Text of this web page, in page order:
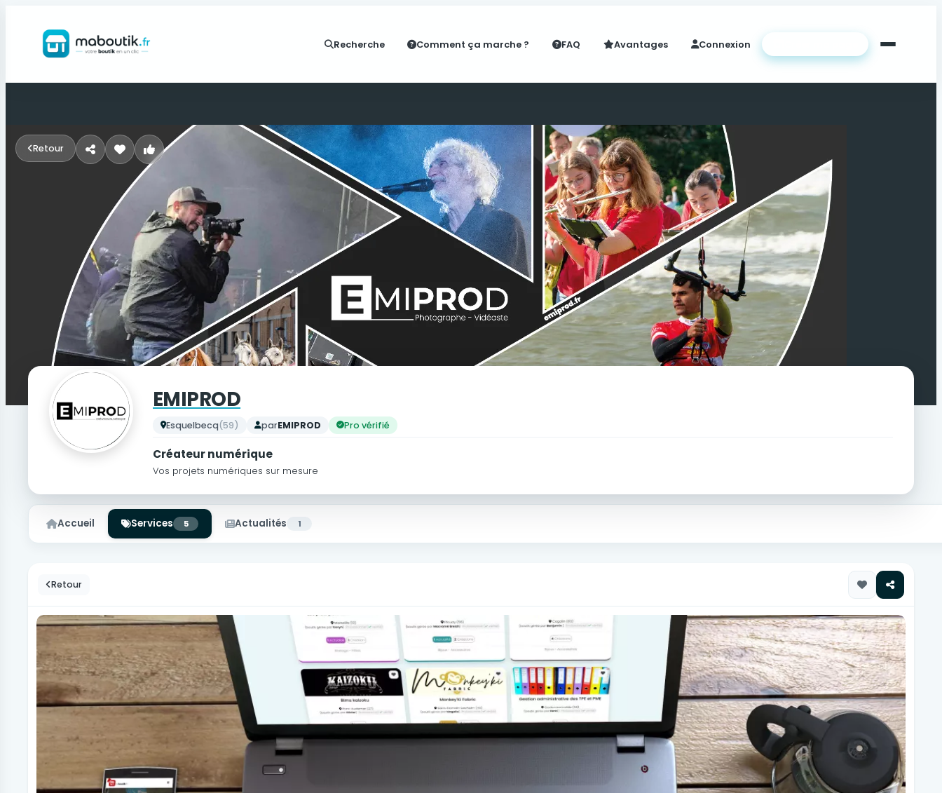
Recherche Comment ça marche ? FAQ Avantages Connexion
Retour
EMIPROD
Esquelbecq(59) parEMIPROD Pro vérifié
Créateur numérique
Vos projets numériques sur mesure
Accueil Services 5 Actualités 1
Retour